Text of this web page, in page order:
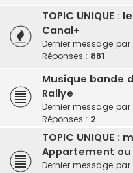
TOPIC UNIQUE
Canal+
Dernier message par
Réponses : 881
Musique bande
Rallye
Dernier message par
Réponses : 2
TOPIC UNIQUE :
Appartement ou
Dernier message par